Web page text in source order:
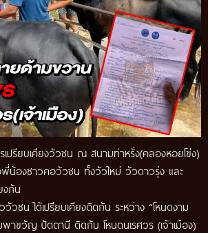
เปรียบเคียงวัวชน ณ สนามท่าหรั่ง(คลองหอยโข่ง)
น้องชาวคอวัวชน ทั้งวัวใหม่ วัวดาวรุ่ง และ
งกัน
วชน ได้เปรียบเคียงติดกัน ระหว่าง “โหนดงาม
าขวัญ ปัตตานี ติดกับ โหนดนเรศวร (เจ้าเมือง)